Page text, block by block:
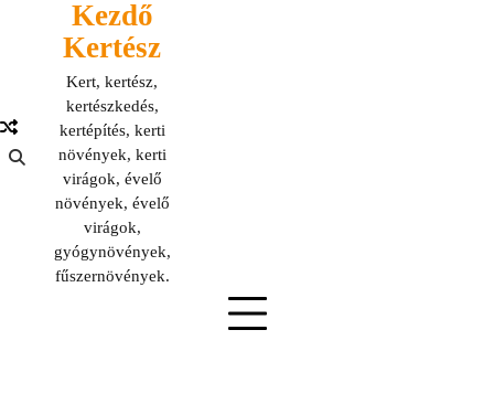
Kezdő
Kertész
Kert, kertész,
kertészkedés,
kertépítés, kerti
növények, kerti
virágok, évelő
növények, évelő
virágok,
gyógynövények,
fűszernövények.